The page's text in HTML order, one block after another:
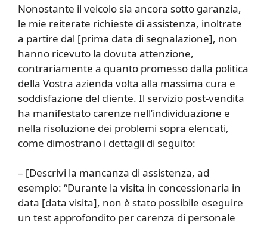
Nonostante il veicolo sia ancora sotto garanzia,
le mie reiterate richieste di assistenza, inoltrate
a partire dal [prima data di segnalazione], non
hanno ricevuto la dovuta attenzione,
contrariamente a quanto promesso dalla politica
della Vostra azienda volta alla massima cura e
soddisfazione del cliente. Il servizio post-vendita
ha manifestato carenze nell’individuazione e
nella risoluzione dei problemi sopra elencati,
come dimostrano i dettagli di seguito:
– [Descrivi la mancanza di assistenza, ad
esempio: “Durante la visita in concessionaria in
data [data visita], non è stato possibile eseguire
un test approfondito per carenza di personale